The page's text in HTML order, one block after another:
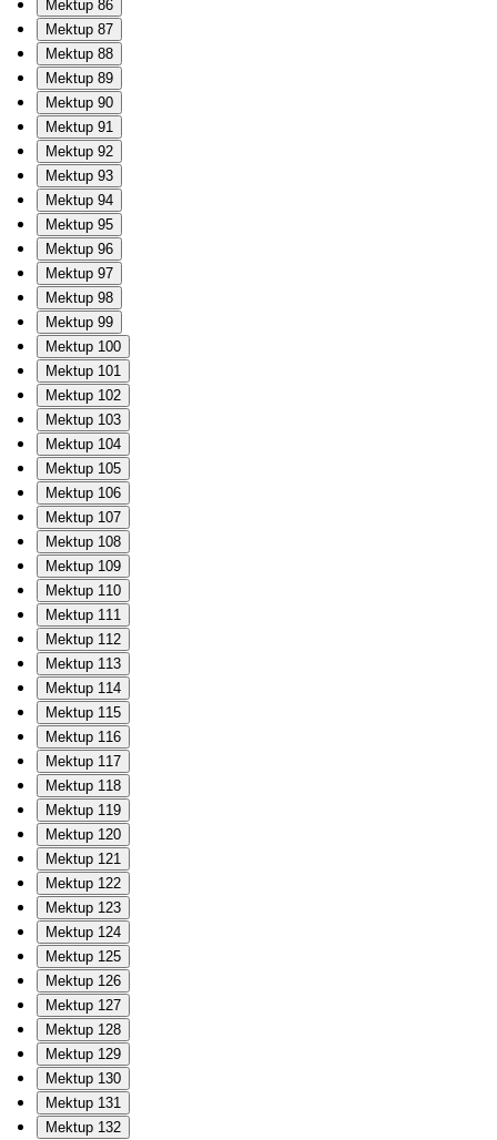
Mektup 86
Mektup 87
Mektup 88
Mektup 89
Mektup 90
Mektup 91
Mektup 92
Mektup 93
Mektup 94
Mektup 95
Mektup 96
Mektup 97
Mektup 98
Mektup 99
Mektup 100
Mektup 101
Mektup 102
Mektup 103
Mektup 104
Mektup 105
Mektup 106
Mektup 107
Mektup 108
Mektup 109
Mektup 110
Mektup 111
Mektup 112
Mektup 113
Mektup 114
Mektup 115
Mektup 116
Mektup 117
Mektup 118
Mektup 119
Mektup 120
Mektup 121
Mektup 122
Mektup 123
Mektup 124
Mektup 125
Mektup 126
Mektup 127
Mektup 128
Mektup 129
Mektup 130
Mektup 131
Mektup 132